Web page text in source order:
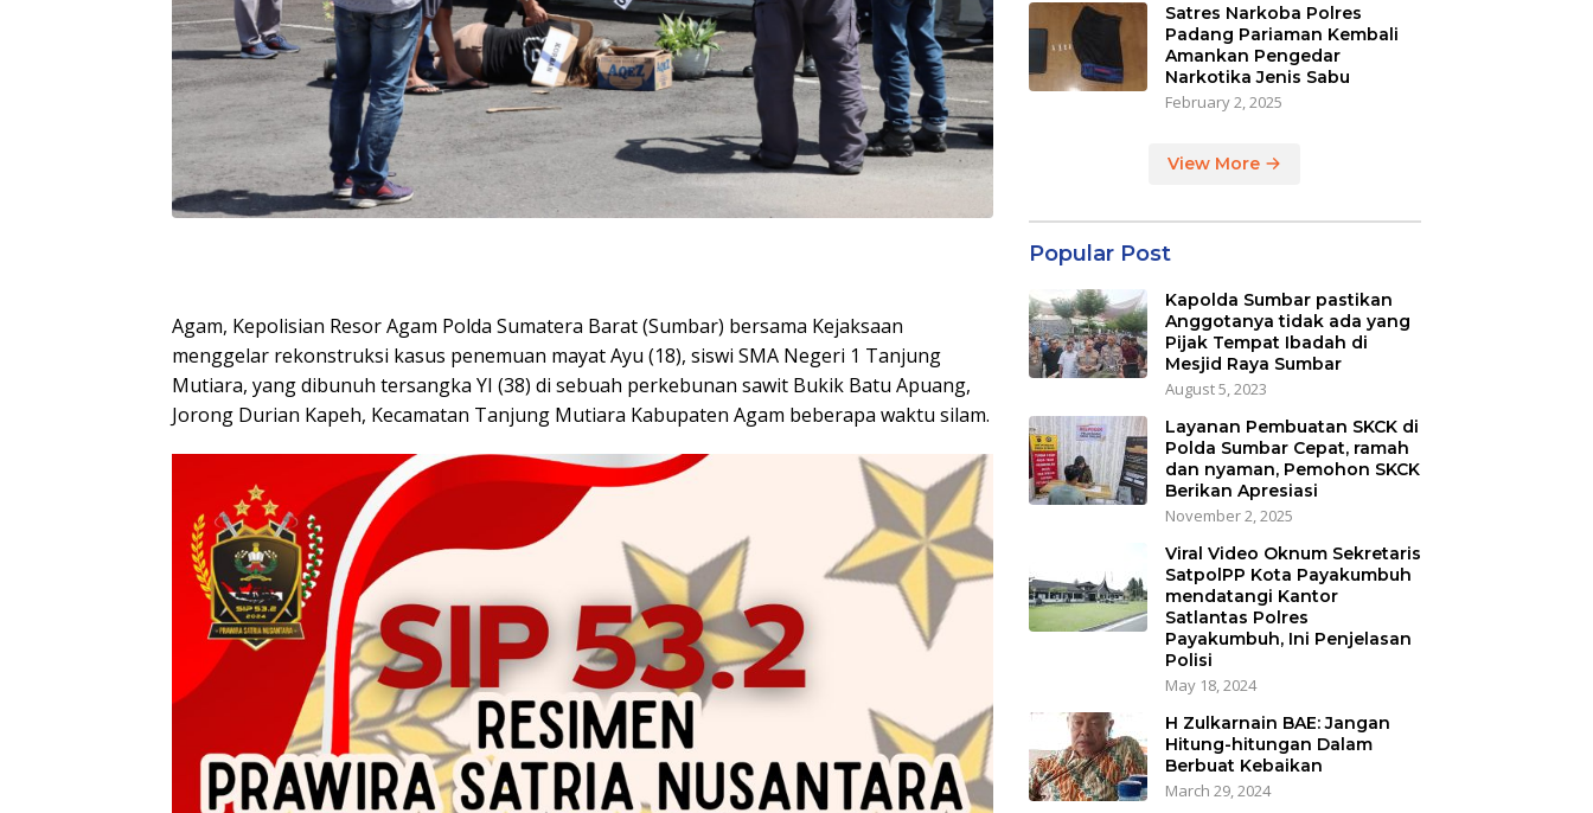
Agam, Kepolisian Resor Agam Polda Sumatera Barat (Sumbar) bersama Kejaksaan
menggelar rekonstruksi kasus penemuan mayat Ayu (18), siswi SMA Negeri 1 Tanjung
Mutiara, yang dibunuh tersangka YI (38) di sebuah perkebunan sawit Bukik Batu Apuang,
Jorong Durian Kapeh, Kecamatan Tanjung Mutiara Kabupaten Agam beberapa waktu silam.
Satres Narkoba Polres
Padang Pariaman Kembali
Amankan Pengedar
Narkotika Jenis Sabu
February 2, 2025
View More
Popular Post
Kapolda Sumbar pastikan
Anggotanya tidak ada yang
Pijak Tempat Ibadah di
Mesjid Raya Sumbar
August 5, 2023
Layanan Pembuatan SKCK di
Polda Sumbar Cepat, ramah
dan nyaman, Pemohon SKCK
Berikan Apresiasi
November 2, 2025
Viral Video Oknum Sekretaris
SatpolPP Kota Payakumbuh
mendatangi Kantor
Satlantas Polres
Payakumbuh, Ini Penjelasan
Polisi
May 18, 2024
H Zulkarnain BAE: Jangan
Hitung-hitungan Dalam
Berbuat Kebaikan
March 29, 2024